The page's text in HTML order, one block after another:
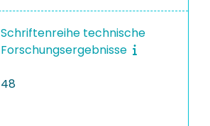
Schriftenreihe technische
Forschungsergebnisse
48